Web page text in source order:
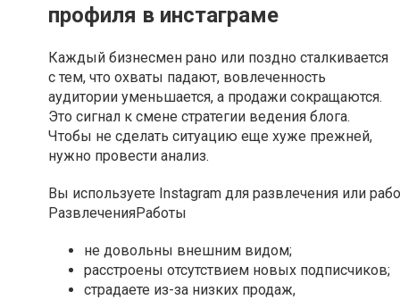
профиля в инстаграме
Каждый бизнесмен рано или поздно сталкивается
с тем, что охваты падают, вовлеченность
аудитории уменьшается, а продажи сокращаются.
Это сигнал к смене стратегии ведения блога.
Чтобы не сделать ситуацию еще хуже прежней,
нужно провести анализ.
Вы используете Instagram для развлечения или
РазвлеченияРаботы
не довольны внешним видом;
расстроены отсутствием новых подписчиков;
страдаете из-за низких продаж,